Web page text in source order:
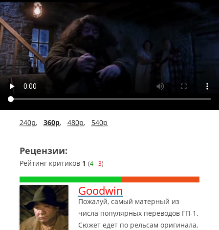
240p, 360p, 480p, 540p
Рецензии:
Рейтинг критиков 1 (4-3)
Goodwin
Пожалуй, самый матерный из
числа популярных переводов ГП-1.
Сюжет едет по рельсам оригинала,